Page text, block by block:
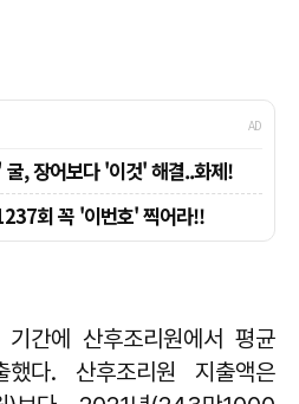
간에 산후조리원에서 평균
다. 산후조리원 지출액은